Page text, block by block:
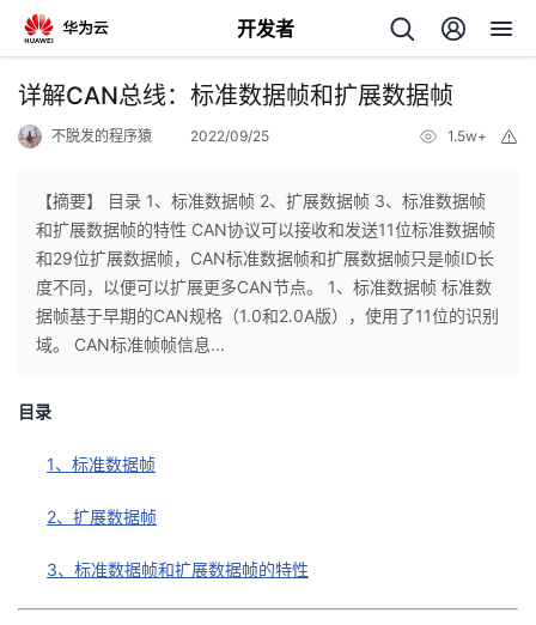
开发者
返
个
人
主
我
的
发
者
详解CAN总线：标准数据帧和扩展数据帧
不脱发的程序猿 2022/09/25 1.5w+
【摘要】 目录 1、标准数据帧 2、扩展数据帧 3、标准数据帧
和扩展数据帧的特性 CAN协议可以接收和发送11位标准数据帧
和29位扩展数据帧，CAN标准数据帧和扩展数据帧只是帧ID长
度不同，以便可以扩展更多CAN节点。 1、标准数据帧 标准数
据帧基于早期的CAN规格（1.0和2.0A版），使用了11位的识别
域。 CAN标准帧帧信息...
目录
1、标准数据帧
2、扩展数据帧
3、标准数据帧和扩展数据帧的特性